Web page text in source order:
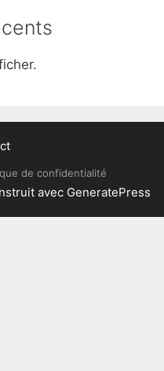
de confidentialité
avec GeneratePress